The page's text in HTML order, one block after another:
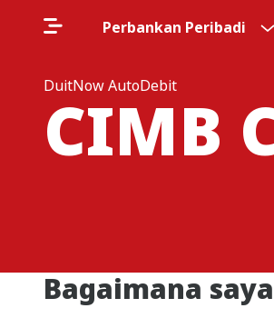
Perbankan Peribadi
DuitNow AutoDebit
CIMB
Bagaimana